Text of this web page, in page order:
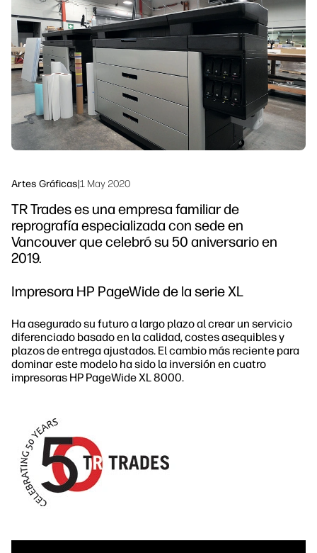
Ponte en contacto con un experto de
HP PrintOS
Síguenos
linkedInfacebook
twitter youtube
Soluciones de flujo de trabajo
Sostenibilidad
Artes Gráficas|1 May 2020
TR Trades es una empresa familiar de
reprografía especializada con sede en
Vancouver que celebró su 50 aniversario en
2019.
Impresora HP PageWide de la serie XL
Ha asegurado su futuro a largo plazo al crear un servicio
diferenciado basado en la calidad, costes asequibles y
plazos de entrega ajustados. El cambio más reciente para
dominar este modelo ha sido la inversión en cuatro
impresoras HP PageWide XL 8000.